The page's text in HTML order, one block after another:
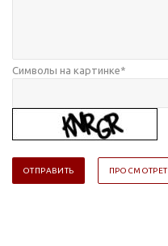
Символы на картинке*